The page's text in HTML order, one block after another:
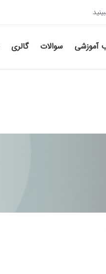
آموزشی سوالات گالری